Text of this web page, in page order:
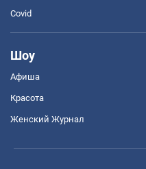
Covid
Шоу
Афиша
Красота
Женский Журнал